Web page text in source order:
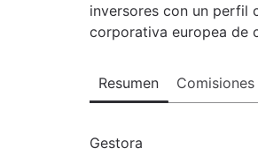
inversores con un perfil
corporativa europea de
Resumen Comisiones
Gestora